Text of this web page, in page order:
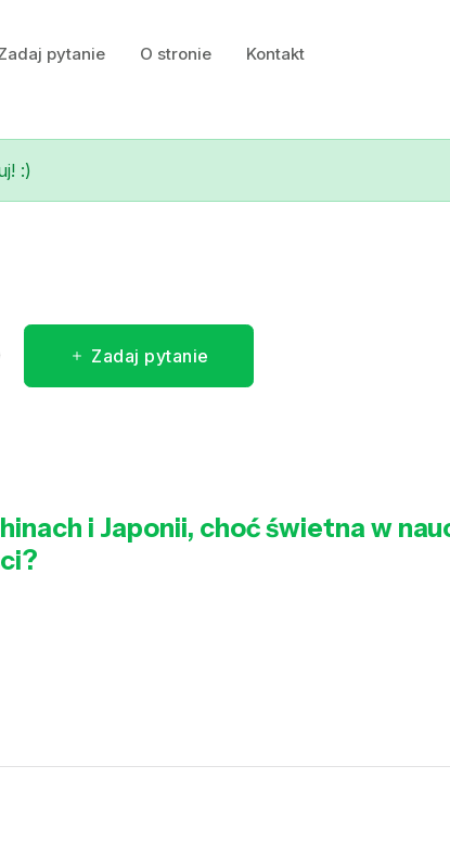
pytanie O stronie Kontakt
:)
Zadaj pytanie
i Japonii, choć świetna w